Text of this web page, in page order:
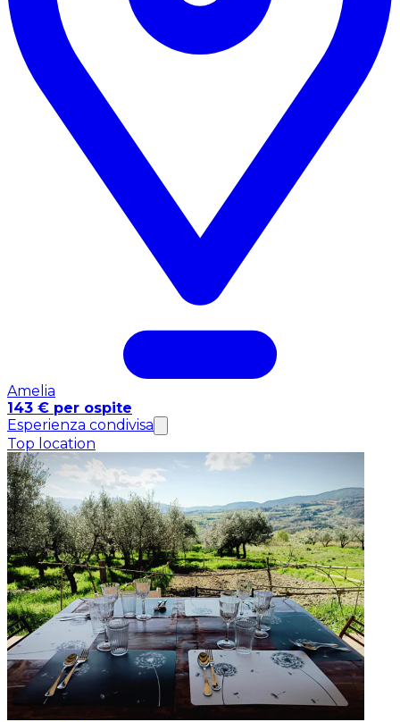
Amelia
143 € per ospite
Esperienza condivisa
Top location